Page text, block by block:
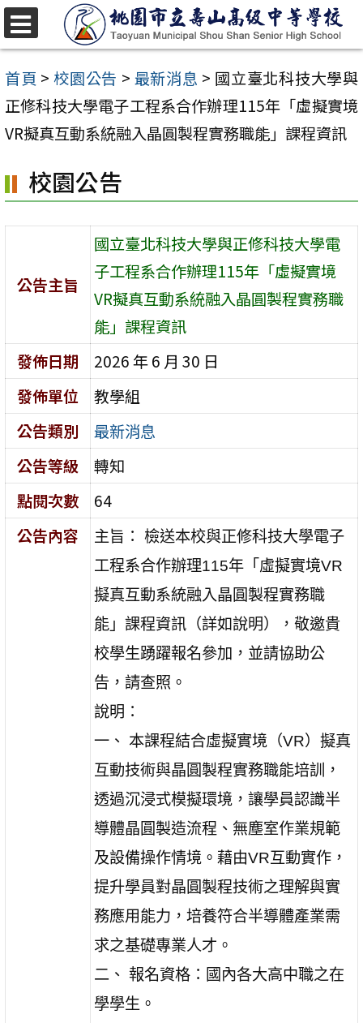
跳
至
主
要
內
區
首頁 > 校園公告 > 最新消息 > 國立臺北科技大學與
正修科技大學電子工程系合作辦理115年「虛擬實境
VR擬真互動系統融入晶圓製程實務職能」課程資訊
校園公告
公告主旨
國立臺北科技大學與正修科技大學電
子工程系合作辦理115年「虛擬實境
VR擬真互動系統融入晶圓製程實務職
能」課程資訊
發佈日期
2026 年 6 月 30 日
發佈單位
教學組
公告類別
最新消息
公告等級
轉知
點閱次數
64
公告內容
主旨： 檢送本校與正修科技大學電子
工程系合作辦理115年「虛擬實境VR
擬真互動系統融入晶圓製程實務職
能」課程資訊（詳如說明），敬邀貴
校學生踴躍報名參加，並請協助公
告，請查照。
說明：
一、 本課程結合虛擬實境（VR）擬真
互動技術與晶圓製程實務職能培訓，
透過沉浸式模擬環境，讓學員認識半
導體晶圓製造流程、無塵室作業規範
及設備操作情境。藉由VR互動實作，
提升學員對晶圓製程技術之理解與實
務應用能力，培養符合半導體產業需
求之基礎專業人才。
二、 報名資格：國內各大高中職之在
學學生。
選
單